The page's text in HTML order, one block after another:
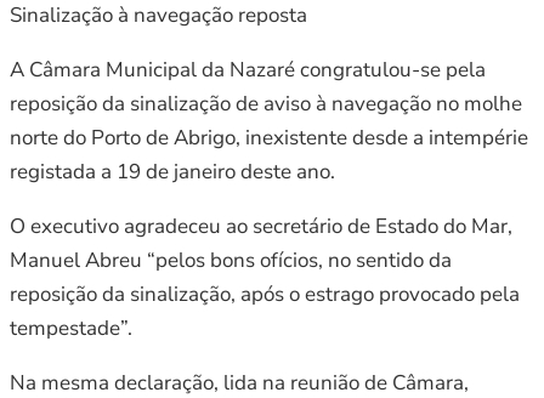
Sinalização à navegação reposta
A Câmara Municipal da Nazaré congratulou-se pela
reposição da sinalização de aviso à navegação no molhe
norte do Porto de Abrigo, inexistente desde a intempérie
registada a 19 de janeiro deste ano.
O executivo agradeceu ao secretário de Estado do Mar,
Manuel Abreu “pelos bons ofícios, no sentido da
reposição da sinalização, após o estrago provocado pela
tempestade”.
Na mesma declaração, lida na reunião de Câmara,